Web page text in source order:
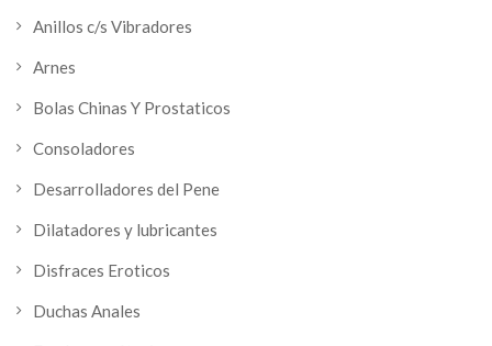
Anillos c/s Vibradores
Arnes
Bolas Chinas Y Prostaticos
Consoladores
Desarrolladores del Pene
Dilatadores y lubricantes
Disfraces Eroticos
Duchas Anales